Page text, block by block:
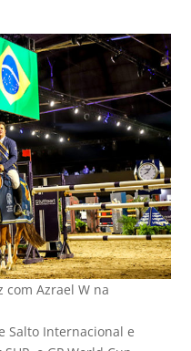
com Azrael W na
Salto Internacional e